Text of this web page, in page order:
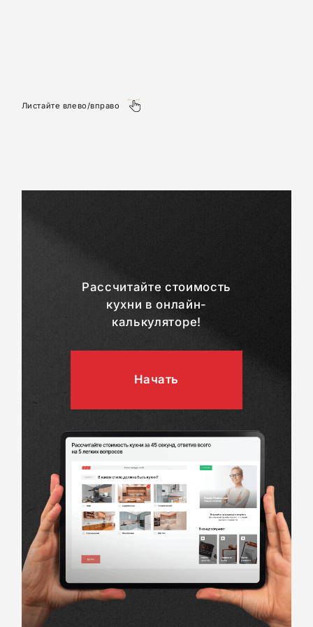
Листайте влево/вправо
Рассчитайте стоимость
кухни в онлайн-
калькуляторе!
Начать